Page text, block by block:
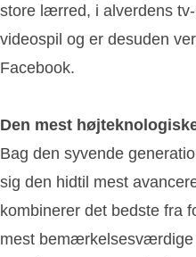
store lærred, i alverdens
videospil og er desuden
Facebook.
Den mest
Bag den syvende
sig den hidtil mest
kombinerer det bedste fra
mest